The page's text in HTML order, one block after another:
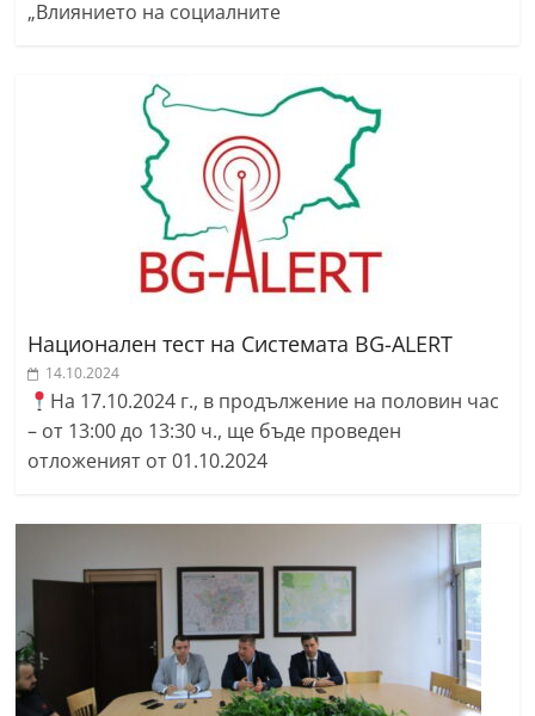
„Влиянието на социалните
Национален тест на Системата BG-ALERT
14.10.2024
На 17.10.2024 г., в продължение на половин час
– от 13:00 до 13:30 ч., ще бъде проведен
отложеният от 01.10.2024